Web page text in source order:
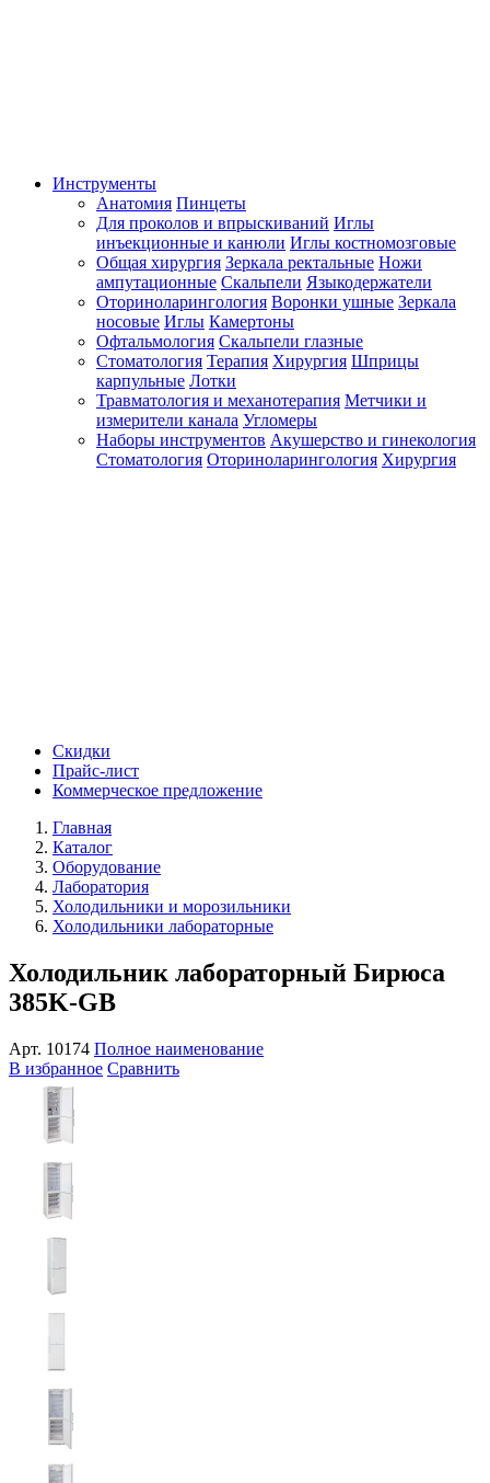
Инструменты
Анатомия Пинцеты
Для проколов и впрыскиваний Иглы
инъекционные и канюли Иглы костномозговые
Общая хирургия Зеркала ректальные Ножи
ампутационные Скальпели Языкодержатели
Оториноларингология Воронки ушные Зеркала
носовые Иглы Камертоны
Офтальмология Скальпели глазные
Стоматология Терапия Хирургия Шприцы
карпульные Лотки
Травматология и механотерапия Метчики и
измерители канала Угломеры
Наборы инструментов Акушерство и гинекология
Стоматология Оториноларингология Хирургия
Скидки
Прайс-лист
Коммерческое предложение
Главная
Каталог
Оборудование
Лаборатория
Холодильники и морозильники
Холодильники лабораторные
Холодильник лабораторный Бирюса
385K-GB
Арт. 10174 Полное наименование
В избранное Сравнить